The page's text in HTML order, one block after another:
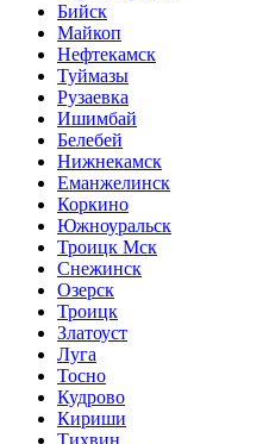
Бийск
Майкоп
Нефтекамск
Туймазы
Рузаевка
Ишимбай
Белебей
Нижнекамск
Еманжелинск
Коркино
Южноуральск
Троицк Мск
Снежинск
Озерск
Троицк
Златоуст
Луга
Тосно
Кудрово
Кириши
Тихвин